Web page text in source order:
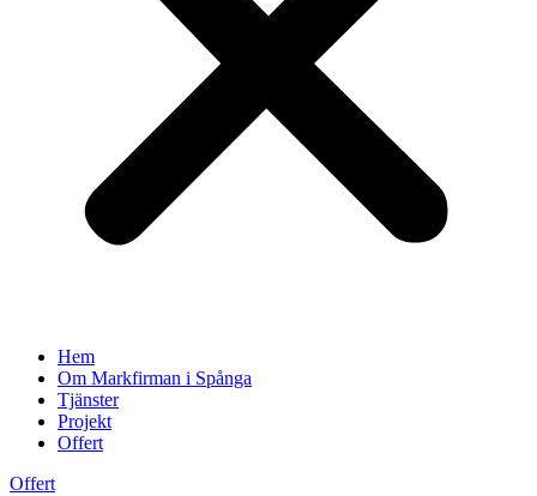
Hem
Om Markfirman i Spånga
Tjänster
Projekt
Offert
Offert